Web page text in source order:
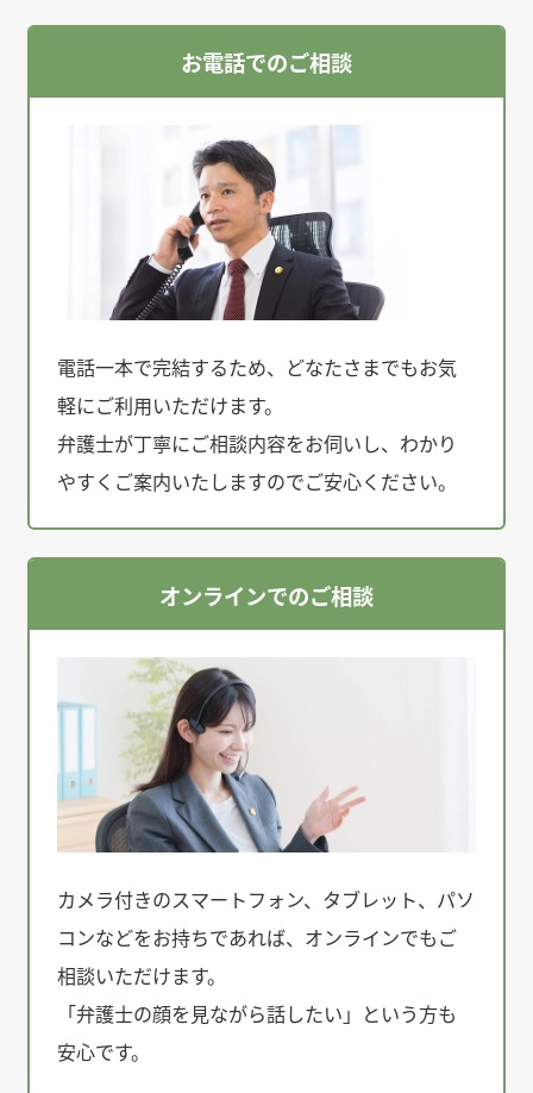
お電話でのご相談
電話一本で完結するため、どなたさまでもお気
軽にご利用いただけます。
弁護士が丁寧にご相談内容をお伺いし、わかり
やすくご案内いたしますのでご安心ください。
オンラインでのご相談
カメラ付きのスマートフォン、タブレット、パソ
コンなどをお持ちであれば、オンラインでもご
相談いただけます。
「弁護士の顔を見ながら話したい」という方も
安心です。